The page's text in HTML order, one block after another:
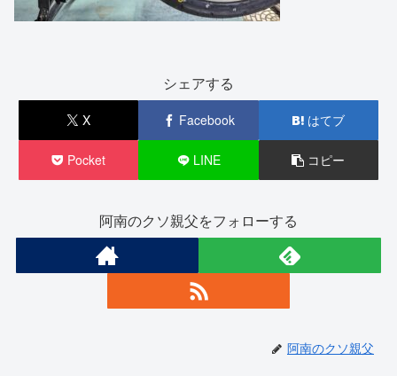
シェアする
X Facebook はてブ
Pocket LINE コピー
阿南のクソ親父をフォローする
阿南のクソ親父